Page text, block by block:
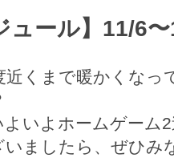
ュール】11/6
近くまで暖かくな
よいよホームゲーム
いましたら、ぜひみ